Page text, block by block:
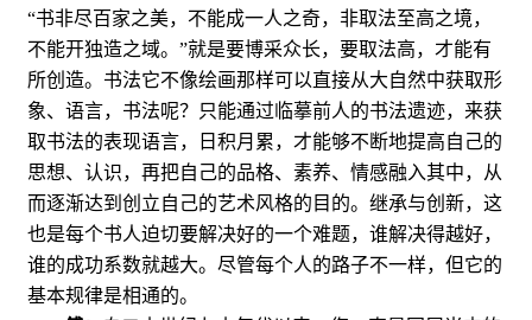
“书非尽百家之美，不能成一人之奇，非取法至高之境，
不能开独造之域。”就是要博采众长，要取法高，才能有
所创造。书法它不像绘画那样可以直接从大自然中获取形
象、语言，书法呢？只能通过临摹前人的书法遗迹，来获
取书法的表现语言，日积月累，才能够不断地提高自己的
思想、认识，再把自己的品格、素养、情感融入其中，从
而逐渐达到创立自己的艺术风格的目的。继承与创新，这
也是每个书人迫切要解决好的一个难题，谁解决得越好，
谁的成功系数就越大。尽管每个人的路子不一样，但它的
基本规律是相通的。